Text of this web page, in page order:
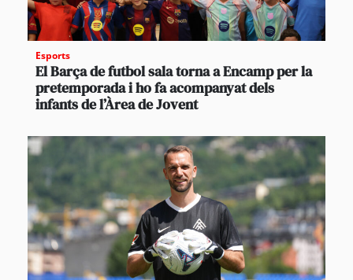
Esports
El Barça de futbol sala torna a Encamp per la
pretemporada i ho fa acompanyat dels
infants de l’Àrea de Jovent